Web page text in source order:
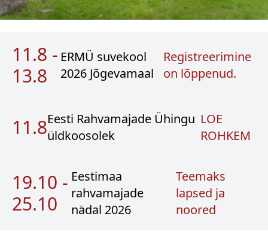
11.8 -
13.8
ERMÜ suvekool
2026 Jõgevamaal
Registreerimine
on lõppenud.
11.8Eesti Rahvamajade Ühingu
üldkoosolek
LOE
ROHKEM
19.10 -
25.10
Eestimaa
rahvamajade
nädal 2026
Teemaks
lapsed ja
noored